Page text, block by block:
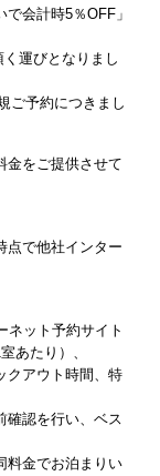
会計時5％OFF」
運びとなりまし
ご予約につきまし
金をご提供させて
点で他社インター
ネット予約サイト
あたり）、
クアウト時間、特
確認を行い、ベス
料金でお泊まりい